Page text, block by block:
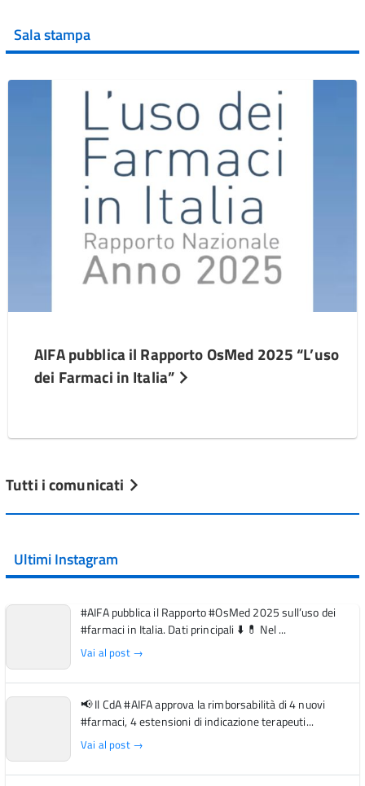
Sala stampa
AIFA pubblica il Rapporto OsMed 2025 “L’uso
dei Farmaci in Italia”
Tutti i comunicati
Ultimi Instagram
#AIFA pubblica il Rapporto #OsMed 2025 sull’uso dei
#farmaci in Italia. Dati principali ⬇️ 💊 Nel ...
Vai al post →
📢 Il CdA #AIFA approva la rimborsabilità di 4 nuovi
#farmaci, 4 estensioni di indicazione terapeuti...
Vai al post →